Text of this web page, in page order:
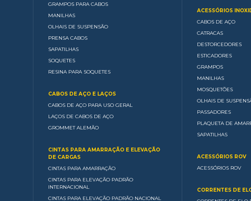
GRAMPOS PARA CABOS
MANILHAS
OLHAIS DE SUSPENSÃO
PRENSA CABOS
SAPATILHAS
SOQUETES
RESINA PARA SOQUETES
CABOS DE AÇO E LAÇOS
CABOS DE AÇO PARA USO GERAL
LAÇOS DE CABOS DE AÇO
GROMMET ALEMÃO
CINTAS PARA AMARRAÇÃO E ELEVAÇÃO
DE CARGAS
CINTAS PARA AMARRAÇÃO
CINTAS PARA ELEVAÇÃO PADRÃO
INTERNACIONAL
CINTAS PARA ELEVAÇÃO PADRÃO NACIONAL
ACESSÓRIOS
CABOS DE AÇO
CATRACAS
DESTORCEDORES
ESTICADORES
GRAMPOS
MANILHAS
MOSQUETÕES
OLHAIS DE
PASSADORES
PLAQUETA DE
SAPATILHAS
ACESSÓRIOS ROV
ACESSÓRIOS ROV
CORRENTES DE